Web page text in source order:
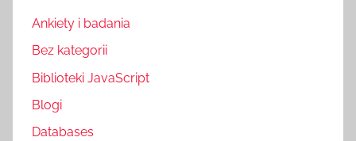
Ankiety i badania
Bez kategorii
Biblioteki JavaScript
Blogi
Databases